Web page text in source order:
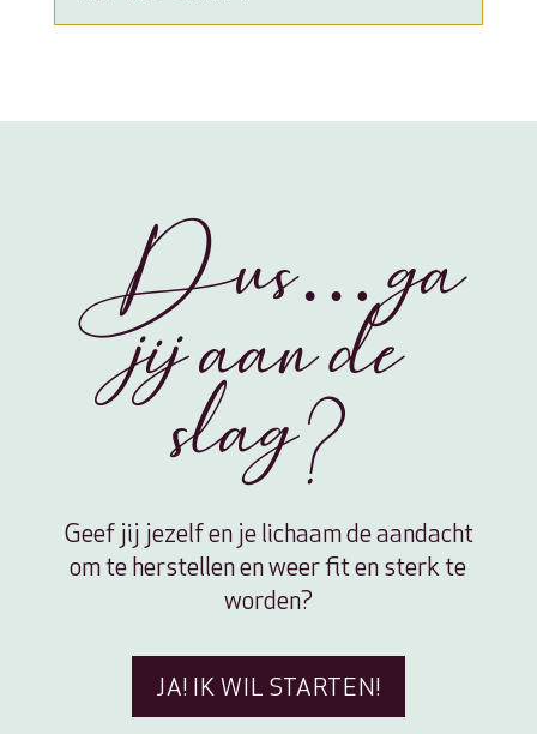
Dus… ga
jij aan de
slag?
Geef jij jezelf en je lichaam de aandacht
om te herstellen en weer fit en sterk te
worden?
JA! IK WIL STARTEN!